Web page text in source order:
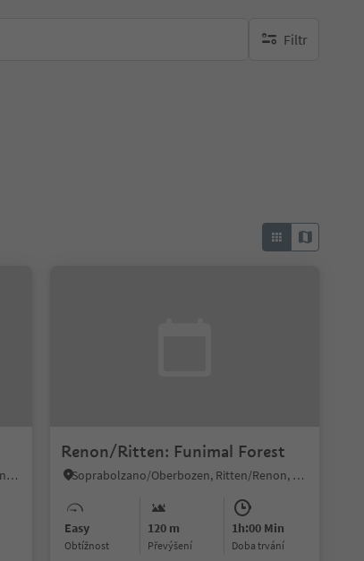
Filtr
brak aktywnych
Monte Scena/Schennaberg, Schenna/Scena, Meran/Merano and environs
Renon/Ritten: Funimal Forest
Soprabolzano/Oberbozen, Ritten/Renon, Bolzano/Bozen and environs
Easy
Obtížnost
120 m
Převýšení
1h:00 Min
doba trvání